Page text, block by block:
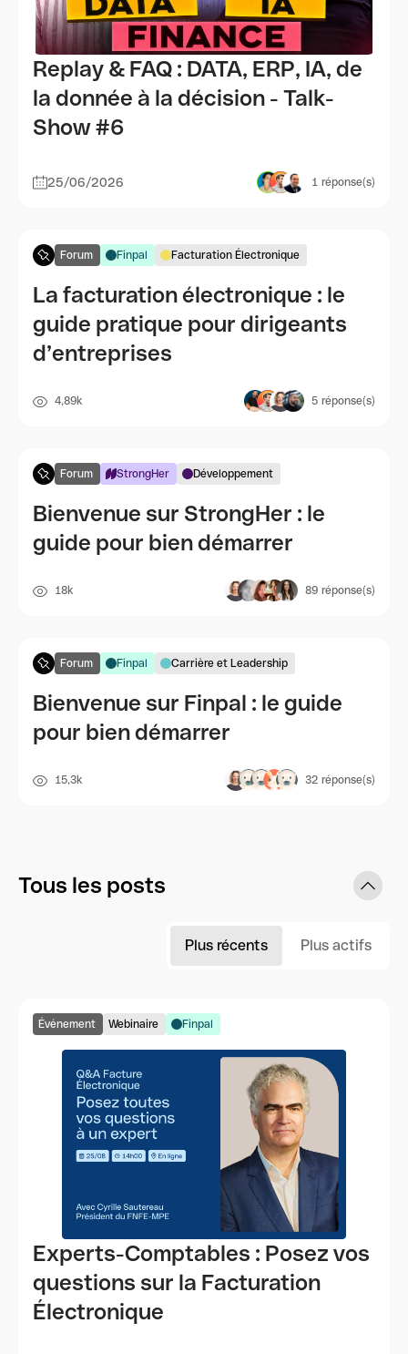
Replay & FAQ : DATA, ERP, IA, de
la donnée à la décision - Talk-
Show #6
25/06/2026 1 réponse(s)
Forum Finpal Facturation Électronique
La facturation électronique : le
guide pratique pour dirigeants
d’entreprises
4,89k 5 réponse(s)
Forum StrongHer Développement
Bienvenue sur StrongHer : le
guide pour bien démarrer
18k 89 réponse(s)
Forum Finpal Carrière et Leadership
Bienvenue sur Finpal : le guide
pour bien démarrer
15,3k 32 réponse(s)
Tous les posts
Plus récents Plus actifs
Événement Webinaire Finpal
Experts-Comptables : Posez vos
questions sur la Facturation
Électronique